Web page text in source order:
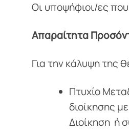
Οι υποψήφιοι/ες
Απαραίτητα
Για την κάλυψη της
Πτυχίο
διοίκησης
Διοίκηση ή